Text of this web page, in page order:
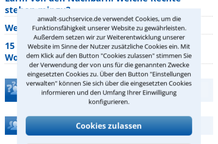
anwalt-suchservice.de verwendet Cookies, um die
Funktionsfähigkeit unserer Website zu gewährleisten.
Außerdem setzen wir zur Weiterentwicklung unserer
Website im Sinne der Nutzer zusätzliche Cookies ein. Mit
dem Klick auf den Button "Cookies zulassen" stimmen Sie
der Verwendung der von uns für die genannten Zwecke
eingesetzten Cookies zu. Über den Button "Einstellungen
verwalten" können Sie sich über die eingesetzten Cookies
informieren und den Umfang Ihrer Einwilligung
konfigurieren.
Cookies zulassen
stehen mir zu?
Wer muss Zweitwohnungssteuer zahlen?
15 elementare Rechte, die jeder
Wohnungseigentümer kennen sollte
Teste Dein Rechtswissen
Hilfe bei Ihrer Anwaltsuche?